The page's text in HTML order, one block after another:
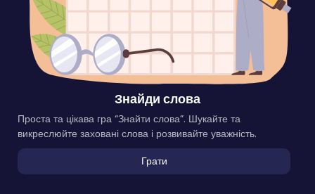
Знайди слова
Проста та цікава гра “Знайти слова”. Шукайте та
викреслюйте заховані слова і розвивайте уважність.
Грати